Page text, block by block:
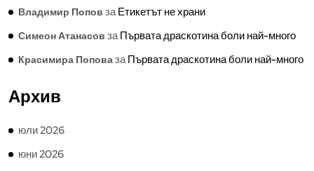
Владимир Попов заЕтикетът не храни
Симеон Атанасов заПървата драскотина боли най-много
Красимира ПоповазаПървата драскотина боли най-много
Архив
юли 2026
юни 2026